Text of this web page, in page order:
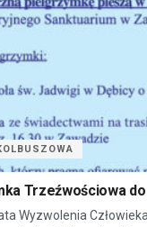
Trzeźwościowa
Wyzwolenia